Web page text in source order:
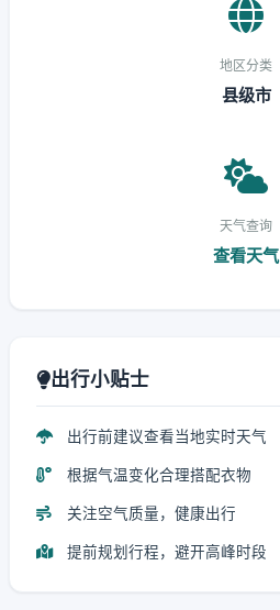
地区分类
县级市
天气查询
查看天气
出行小贴士
出行前建议查看当地实时天气
根据气温变化合理搭配衣物
关注空气质量，健康出行
提前规划行程，避开高峰时段